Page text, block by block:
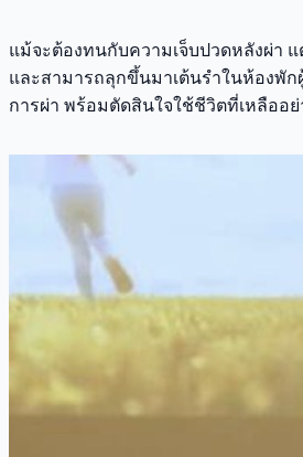
แม้จะต้องทนกับความเจ็บปวดหลังผ่า แ
และสามารถลุกขึ้นมาเต้นรำในห้องพัก
การผ่า พร้อมตัดสินใจใช้ชีวิตที่เหลืออ